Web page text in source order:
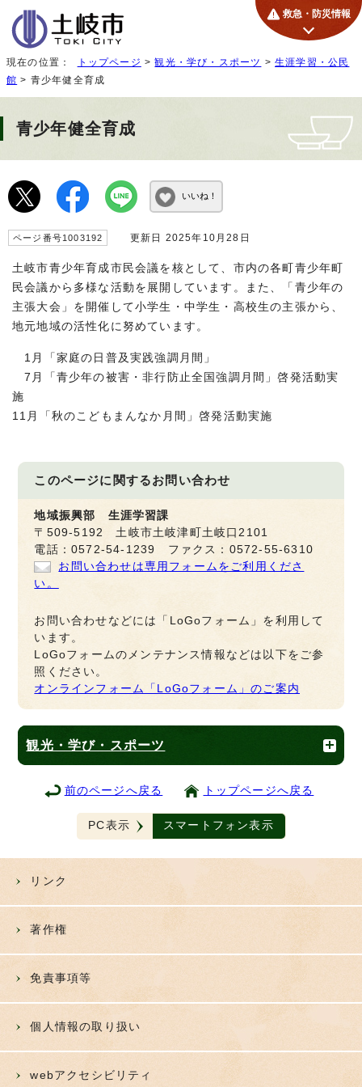
救急・防災情報
現在の位置： トップページ >観光・学び・スポーツ >生涯学習・公民
館 > 青少年健全育成
青少年健全育成
いいね！
ページ番号1003192 更新日 2025年10月28日
土岐市青少年育成市民会議を核として、市内の各町青少年町
民会議から多様な活動を展開しています。また、「青少年の
主張大会」を開催して小学生・中学生・高校生の主張から、
地元地域の活性化に努めています。
1月「家庭の日普及実践強調月間」
7月「青少年の被害・非行防止全国強調月間」啓発活動実
施
11月「秋のこどもまんなか月間」啓発活動実施
このページに関するお問い合わせ
地域振興部 生涯学習課
〒509-5192 土岐市土岐津町土岐口2101
電話：0572-54-1239 ファクス：0572-55-6310
お問い合わせは専用フォームをご利用くださ
い。
お問い合わせなどには「LoGoフォーム」を利用して
います。
LoGoフォームのメンテナンス情報などは以下をご参
照ください。
オンラインフォーム「LoGoフォーム」のご案内
観光・学び・スポーツ
前のページへ戻る トップページへ戻る
PC表示 スマートフォン表示
リンク
著作権
免責事項等
個人情報の取り扱い
webアクセシビリティ